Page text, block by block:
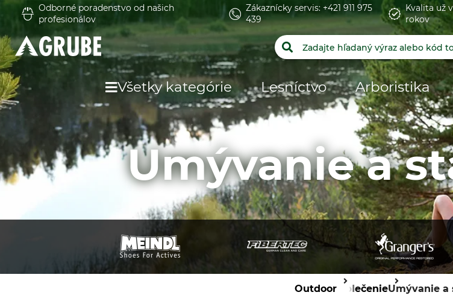
Odborné poradenstvo od našich
profesionálov
Zákaznícky servis: +421 911 975
439
Kvalita už
rokov
Všetky kategórie Lesníctvo Arboristika
Umývanie a
Outdoor OblečenieUmývanie